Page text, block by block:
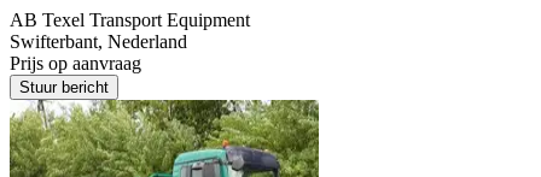
AB Texel Transport Equipment
Swifterbant, Nederland
Prijs op aanvraag
Stuur bericht